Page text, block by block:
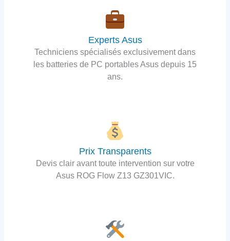
Experts Asus
Techniciens spécialisés exclusivement dans
les batteries de PC portables Asus depuis 15
ans.
Prix Transparents
Devis clair avant toute intervention sur votre
Asus ROG Flow Z13 GZ301VIC.